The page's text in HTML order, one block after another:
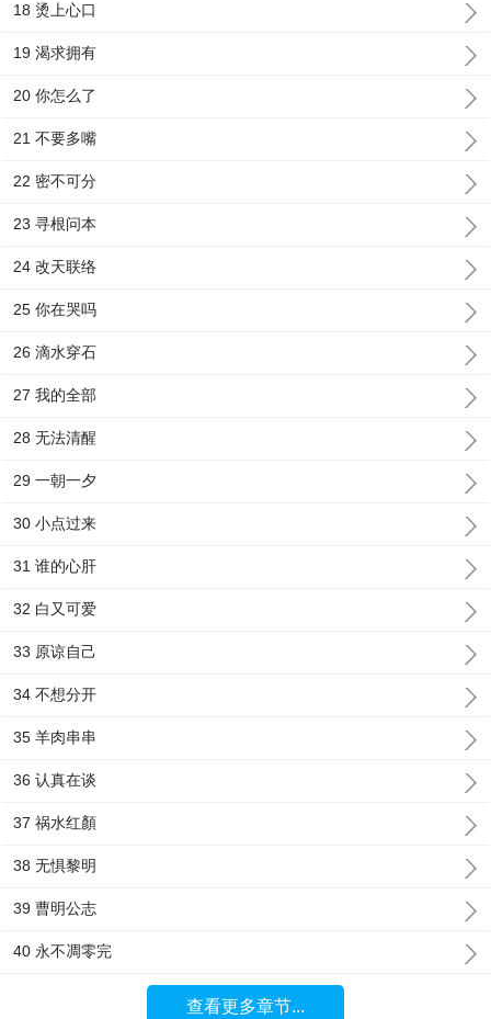
18 烫上心口
19 渴求拥有
20 你怎么了
21 不要多嘴
22 密不可分
23 寻根问本
24 改天联络
25 你在哭吗
26 滴水穿石
27 我的全部
28 无法清醒
29 一朝一夕
30 小点过来
31 谁的心肝
32 白又可爱
33 原谅自己
34 不想分开
35 羊肉串串
36 认真在谈
37 祸水红顏
38 无惧黎明
39 曹明公志
40 永不凋零完
查看更多章节...